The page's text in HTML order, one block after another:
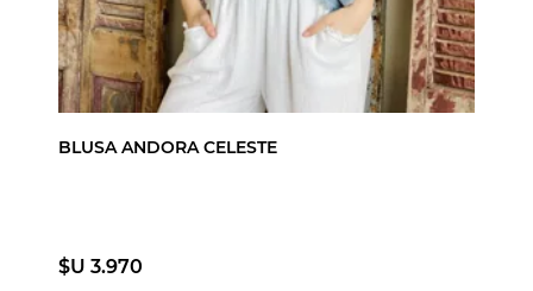
BLUSA ANDORA CELESTE
$U 3.970